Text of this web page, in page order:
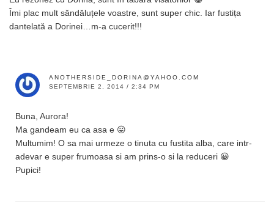
Îmi plac mult săndăluțele voastre, sunt super chic. Iar fustița
dantelată a Dorinei…m-a cucerit!!!
ANOTHERSIDE_DORINA@YAHOO.COM
SEPTEMBRIE 2, 2014 / 2:34 PM
Buna, Aurora!
Ma gandeam eu ca asa e 😛
Multumim! O sa mai urmeze o tinuta cu fustita alba, care intr-
adevar e super frumoasa si am prins-o si la reduceri 😀
Pupici!